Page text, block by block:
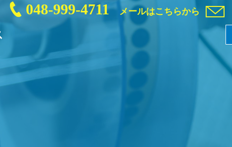
048-999-4711 メールはこちらから